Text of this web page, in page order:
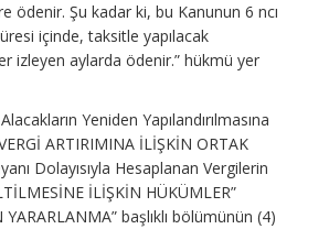
ödenir. Şu kadar ki, bu Kanunun 6 ncı
içinde, taksitle yapılacak
izleyen aylarda ödenir.” hükmü yer
Yeniden Yapılandırılmasına
ARTIRIMINA İLİŞKİN ORTAK
Dolayısıyla Hesaplanan Vergilerin
İLİŞKİN HÜKÜMLER”
başlıklı bölümünün (4)